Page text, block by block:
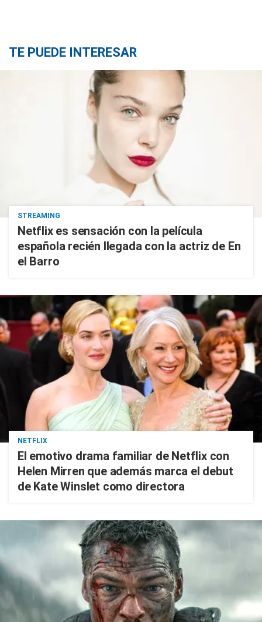
TE PUEDE INTERESAR
STREAMING
Netflix es sensación con la película
española recién llegada con la actriz de En
el Barro
NETFLIX
El emotivo drama familiar de Netflix con
Helen Mirren que además marca el debut
de Kate Winslet como directora